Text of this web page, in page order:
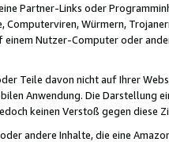
Partner-Links oder
Würmern,
Nutzer-Computer oder
Teile davon nicht auf Ihrer
Anwendung. Die Darstellung
keinen Verstoß gegen diese
andere Inhalte, die eine